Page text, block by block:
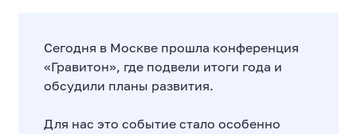
Сегодня в Москве прошла конференция
«Гравитон», где подвели итоги года и
обсудили планы развития.
Для нас это событие стало особенно